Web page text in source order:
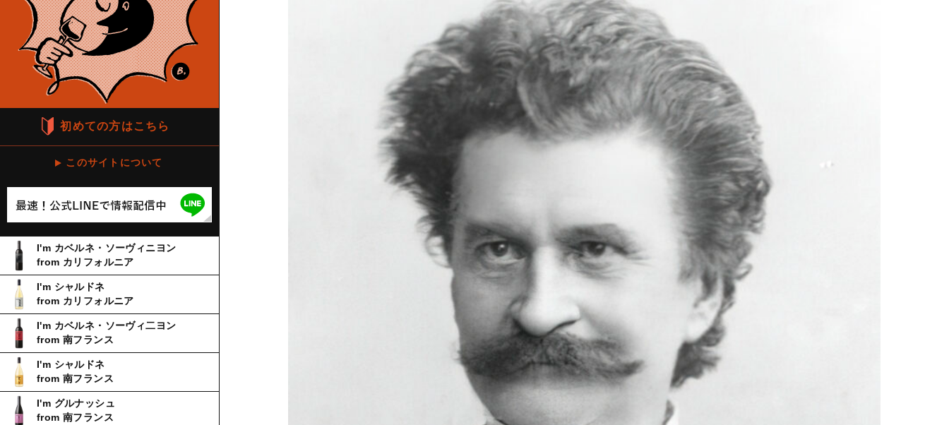
初めての方はこちら
このサイトについて
I'm カベルネ・ソーヴィニヨン
from カリフォルニア
I'm シャルドネ
from カリフォルニア
I'm カベルネ・ソーヴィ二ヨン
from 南フランス
I'm シャルドネ
from 南フランス
I'm グルナッシュ
from 南フランス